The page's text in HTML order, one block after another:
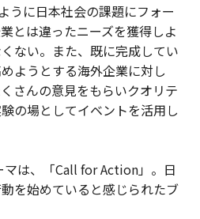
うに日本社会の課題にフォー
とは違ったニーズを獲得しよ
ない。また、既に完成してい
ようとする海外企業に対し
さんの意見をもらいクオリテ
の場としてイベントを活用し
は、「Call for Action」。日
を始めていると感じられたブ